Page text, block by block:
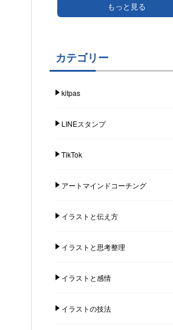
もっと見る
カテゴリー
kitpas
LINEスタンプ
TikTok
アートマインドコーチング
イラストと伝え方
イラストと思考整理
イラストと感情
イラストの技法